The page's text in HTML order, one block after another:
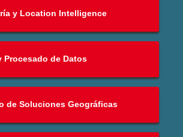
y Location Intelligence
Procesado de Datos
de Soluciones Geográficas